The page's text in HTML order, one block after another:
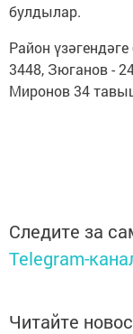
булдылар.
Район
3448, Зюганов -
Миронов 34
Следите за
Telegram-
Читайте